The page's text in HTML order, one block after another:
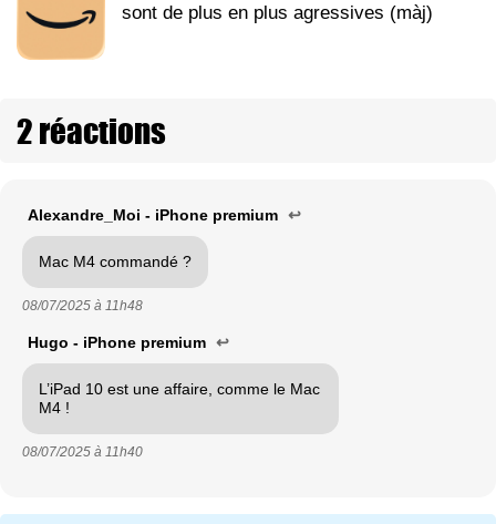
sont de plus en plus agressives (màj)
2 réactions
Alexandre_Moi - iPhone premium ↩
Mac M4 commandé ?
08/07/2025 à 11h48
Hugo - iPhone premium ↩
L’iPad 10 est une affaire, comme le Mac
M4 !
08/07/2025 à 11h40